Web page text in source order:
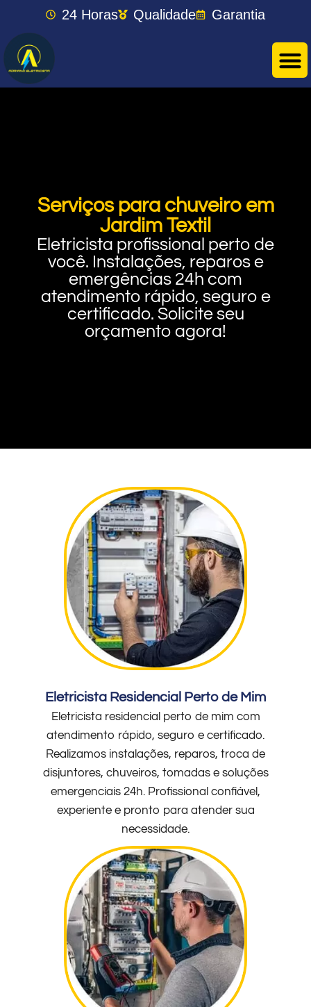
24 Horas Qualidade Garantia
Serviços para chuveiro em
Jardim Textil
Eletricista profissional perto de
você. Instalações, reparos e
emergências 24h com
atendimento rápido, seguro e
certificado. Solicite seu
orçamento agora!
Eletricista Residencial Perto de Mim
Eletricista residencial perto de mim com
atendimento rápido, seguro e certificado.
Realizamos instalações, reparos, troca de
disjuntores, chuveiros, tomadas e soluções
emergenciais 24h. Profissional confiável,
experiente e pronto para atender sua
necessidade.